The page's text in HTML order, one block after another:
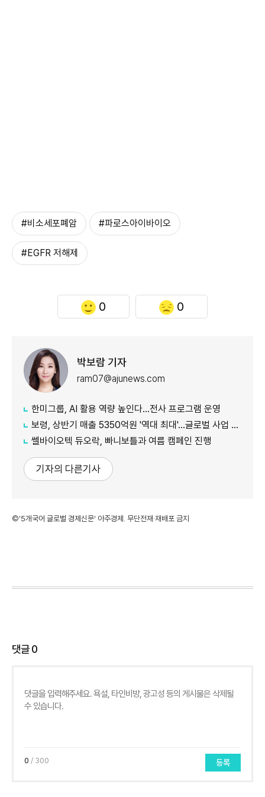
#비소세포폐암 #파로스아이바이오
#EGFR 저해제
0 0
박보람 기자
ram07@ajunews.com
한미그룹, AI 활용 역량 높인다…전사 프로그램 운영
보령, 상반기 매출 5350억원 '역대 최대'…글로벌 사업 성장 본격화
쎌바이오텍 듀오락, 빠니보틀과 여름 캠페인 진행
기자의 다른기사
©'5개국어 글로벌 경제신문' 아주경제. 무단전재·재배포 금지
댓글0
0 / 300 등록